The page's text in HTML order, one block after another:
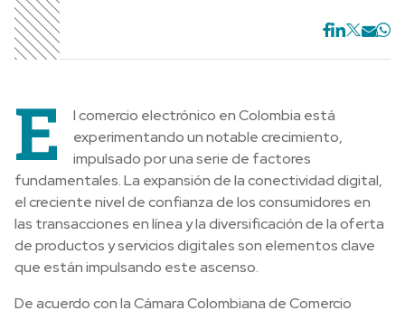
E
l comercio electrónico en Colombia está
experimentando un notable crecimiento,
impulsado por una serie de factores
fundamentales. La expansión de la conectividad digital,
el creciente nivel de confianza de los consumidores en
las transacciones en línea y la diversificación de la oferta
de productos y servicios digitales son elementos clave
que están impulsando este ascenso.
De acuerdo con la Cámara Colombiana de Comercio